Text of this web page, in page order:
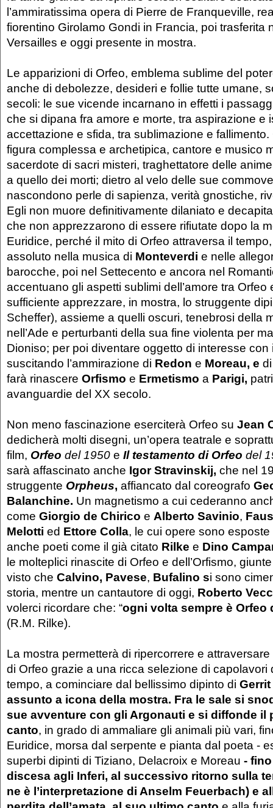
l’ammiratissima opera di Pierre de Franqueville,
fiorentino Girolamo Gondi in Francia, poi trasferita
Versailles e oggi presente in mostra.
Le apparizioni di Orfeo, emblema sublime del
anche di debolezze, desideri e follie tutte umane,
secoli: le sue vicende incarnano in effetti i
che si dipana fra amore e morte, tra aspirazione e
accettazione e sfida, tra sublimazione e
figura complessa e archetipica, cantore e musico
sacerdote di sacri misteri, traghettatore delle
a quello dei morti; dietro al velo delle sue
nascondono perle di sapienza, verità gnostiche,
Egli non muore definitivamente dilaniato e
che non apprezzarono di essere rifiutate dopo la
Euridice, perché il mito di Orfeo attraversa il
assoluto nella musica di Monteverdi e nelle
barocche, poi nel Settecento e ancora nel
accentuano gli aspetti sublimi dell’amore tra Orfeo
sufficiente apprezzare, in mostra, lo struggente
Scheffer), assieme a quelli oscuri, tenebrosi della
nell’Ade e perturbanti della sua fine violenta per
Dioniso; per poi diventare oggetto di interesse con
suscitando l’ammirazione di Redon e Moreau, e di
farà rinascere Orfismo e Ermetismo a Parigi,
avanguardie del XX secolo.
Non meno fascinazione eserciterà Orfeo su Jean
dedicherà molti disegni, un’opera teatrale e
film, Orfeo del 1950 e Iltestamento di Orfeo del
sarà affascinato anche IgorStravinskij, che nel
struggente Orpheus, affiancato dal coreografo
Balanchine. Un magnetismo a cui cederanno
come Giorgio de Chirico e Alberto Savinio,
Melotti ed Ettore Colla, le cui opere sono
anche poeti come il già citato Rilke e Dino
le molteplici rinascite di Orfeo e dell’Orfismo,
visto che Calvino, Pavese, Bufalino si sono
storia, mentre un cantautore di oggi, Roberto
volerci ricordare che: “ogni volta sempre è Orfeo
(R.M. Rilke).
La mostra permetterà di ripercorrere e attraversare
di Orfeo grazie a una ricca selezione di capolavori
tempo, a cominciare dal bellissimo dipinto di Gerrit
assunto a icona della mostra. Fra le sale si
sue avventure con gli Argonauti e si diffonde il
canto, in grado di ammaliare gli animali più vari,
Euridice, morsa dal serpente e pianta dal poeta -
superbi dipinti di Tiziano, Delacroix e Moreau -
discesa agli Inferi, al successivo ritorno sulla
ne è l’interpretazione di Anselm Feuerbach) e